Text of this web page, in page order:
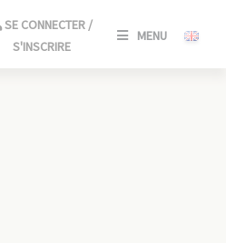
SE CONNECTER /
S'INSCRIRE
MENU